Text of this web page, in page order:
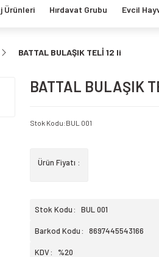
Ürünleri Hırdavat Grubu Evcil
BATTAL BULAŞIK TELİ 12 li
BATTAL BULAŞIK
Stok Kodu:BUL 001
Ürün Fiyatı :
Stok Kodu BUL 001
Barkod Kodu 8697445543166
KDV %20